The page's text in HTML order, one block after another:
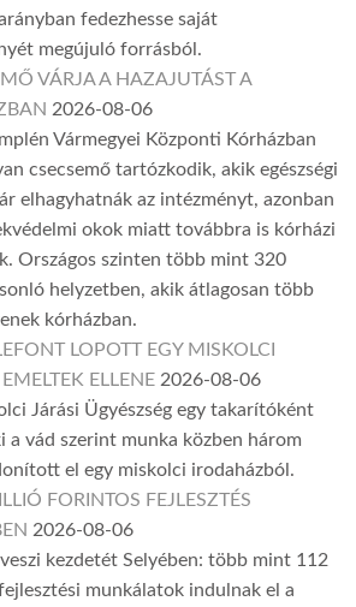
fedezhesse saját
megújuló forrásból.
VÁRJA A HAZAJUTÁST A
2026-08-06
Vármegyei Központi Kórházban
csecsemő tartózkodik, akik egészségi
elhagyhatnák az intézményt, azonban
okok miatt továbbra is kórházi
Országos szinten több mint 320
helyzetben, akik átlagosan több
kórházban.
LOPOTT EGY MISKOLCI
ELLENE 2026-08-06
Járási Ügyészség egy takarítóként
a vád szerint munka közben három
el egy miskolci irodaházból.
FORINTOS FEJLESZTÉS
2026-08-06
kezdetét Selyében: több mint 112
munkálatok indulnak el a